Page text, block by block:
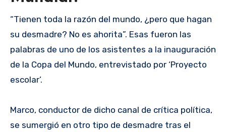
“Tienen toda la razón del mundo, ¿pero que hagan
su desmadre? No es ahorita”. Esas fueron las
palabras de uno de los asistentes a la inauguración
de la Copa del Mundo, entrevistado por ‘Proyecto
escolar’.
Marco, conductor de dicho canal de crítica política,
se sumergió en otro tipo de desmadre tras el